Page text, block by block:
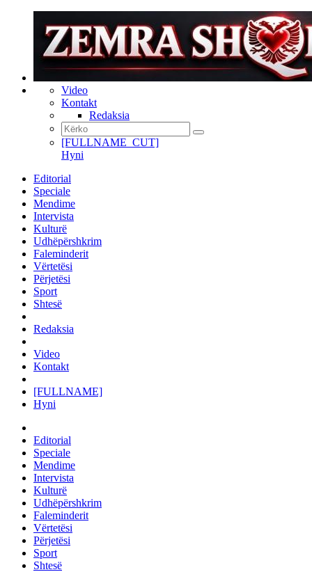
Video
Kontakt
Redaksia
[FULLNAME_CUT]
Hyni
Editorial
Speciale
Mendime
Intervista
Kulturë
Udhëpërshkrim
Faleminderit
Vërtetësi
Përjetësi
Sport
Shtesë
Redaksia
Video
Kontakt
[FULLNAME]
Hyni
Editorial
Speciale
Mendime
Intervista
Kulturë
Udhëpërshkrim
Faleminderit
Vërtetësi
Përjetësi
Sport
Shtesë